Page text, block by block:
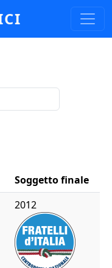
Soggetto finale
2012